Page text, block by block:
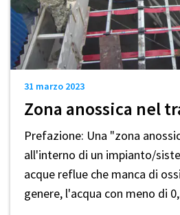
31 marzo 2023
Prefazione: Una "zona
all'interno di un impianto/
acque reflue che manca di
genere, l'acqua con meno di